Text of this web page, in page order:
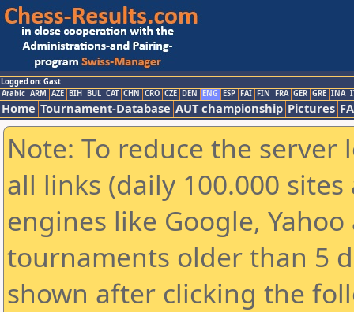
Logged on: Gast
Arabic ARM AZE BIH BUL CAT CHN CRO CZE DEN ENG ESP FAI FIN FRA GER GRE INA
Home Tournament-Database AUT championship Pictures
Note: To reduce the
all links (daily 100.000
engines like Google,
tournaments older than 5
shown after clicking the